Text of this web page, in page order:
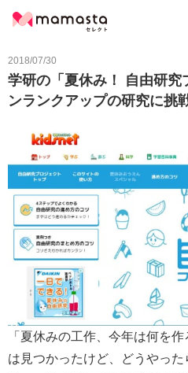
2018/07/30
学研の「夏休み！ 自由研究
ンランクアップの研究に挑
「夏休みの工作、今年は何を
は見つかったけど、どうやっ